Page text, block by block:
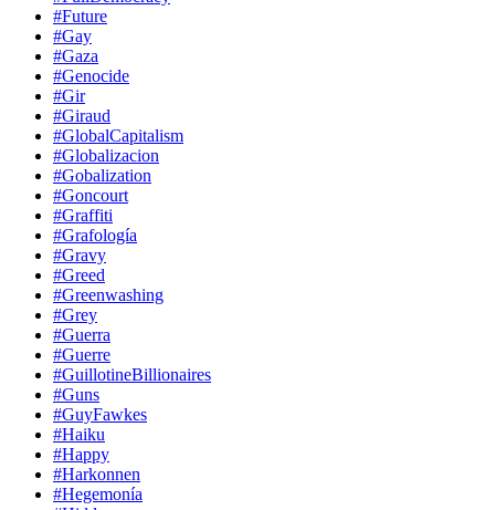
#Future
#Gay
#Gaza
#Genocide
#Gir
#Giraud
#GlobalCapitalism
#Globalizacion
#Gobalization
#Goncourt
#Graffiti
#Grafología
#Gravy
#Greed
#Greenwashing
#Grey
#Guerra
#Guerre
#GuillotineBillionaires
#Guns
#GuyFawkes
#Haiku
#Happy
#Harkonnen
#Hegemonía